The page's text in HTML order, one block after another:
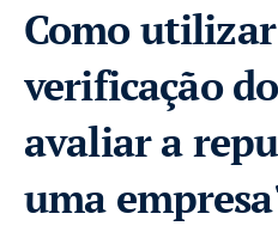
Como
verificação
avaliar a
uma